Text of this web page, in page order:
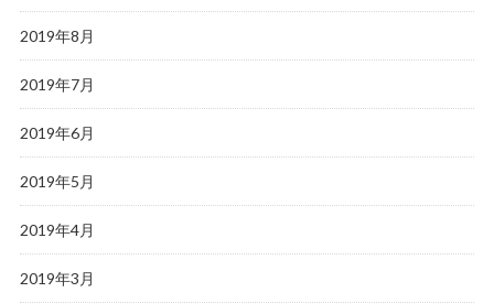
2019年8月
2019年7月
2019年6月
2019年5月
2019年4月
2019年3月